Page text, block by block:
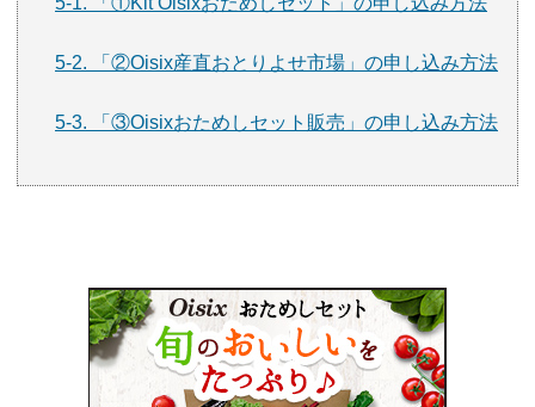
5-2. 「②Oisix産直おとりよせ市場」の申し込み方法
5-3. 「③Oisixおためしセット販売」の申し込み方法